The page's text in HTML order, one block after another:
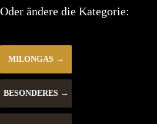
Oder ändere die Kategorie:
MILONGAS
BESONDERES